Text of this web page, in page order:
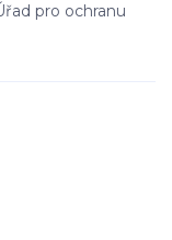
pro ochranu